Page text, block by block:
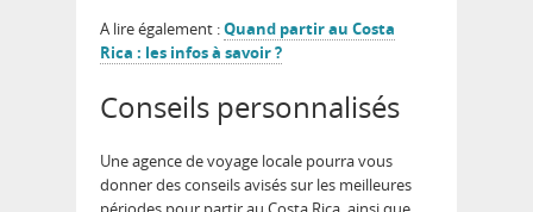
A lire également :Quand partir au Costa
Rica : les infos à savoir ?
Conseils personnalisés
Une agence de voyage locale pourra vous
donner des conseils avisés sur les meilleures